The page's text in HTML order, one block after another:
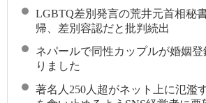
LGBTQ差別発言の荒井元首相秘
帰、差別容認だと批判続出
ネパールで同性カップルが婚姻
りました
著名人250人超がネット上に氾濫